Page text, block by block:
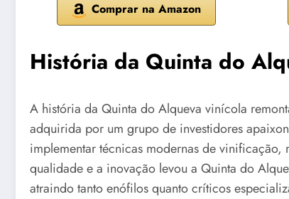
Comprar na Amazon
História da Quinta do
A história da Quinta do Alqueva vinícola
adquirida por um grupo de investidores
implementar técnicas modernas de
qualidade e a inovação levou a Quinta do
atraindo tanto enófilos quanto críticos